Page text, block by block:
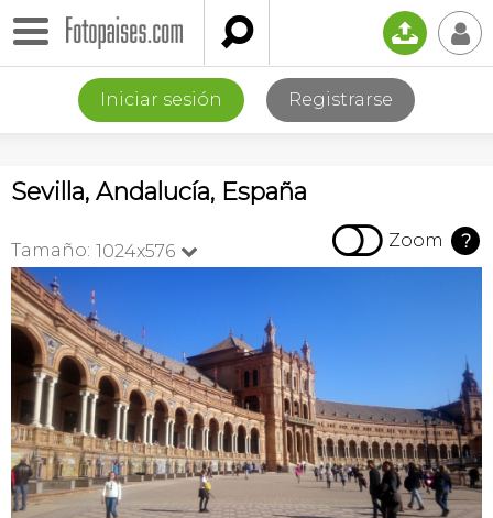
 📤 👤
Iniciar sesión Registrarse
Sevilla, Andalucía, España
Tamaño: 1024x576   Zoom ?